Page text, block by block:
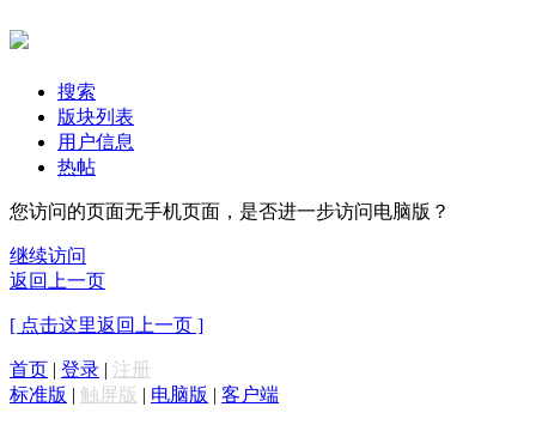
搜索
版块列表
用户信息
热帖
您访问的页面无手机页面，是否进一步访问电脑版？
继续访问
返回上一页
[ 点击这里返回上一页 ]
首页 | 登录 | 注册
标准版 | 触屏版 | 电脑版 | 客户端